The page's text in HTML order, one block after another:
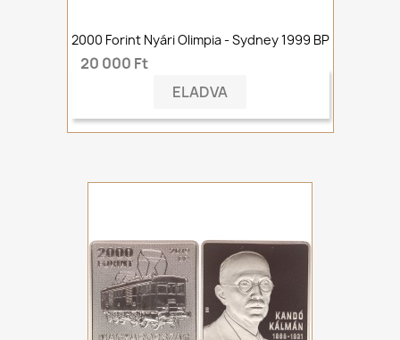
2000 Forint Nyári Olimpia - Sydney 1999 BP
20 000 Ft
ELADVA